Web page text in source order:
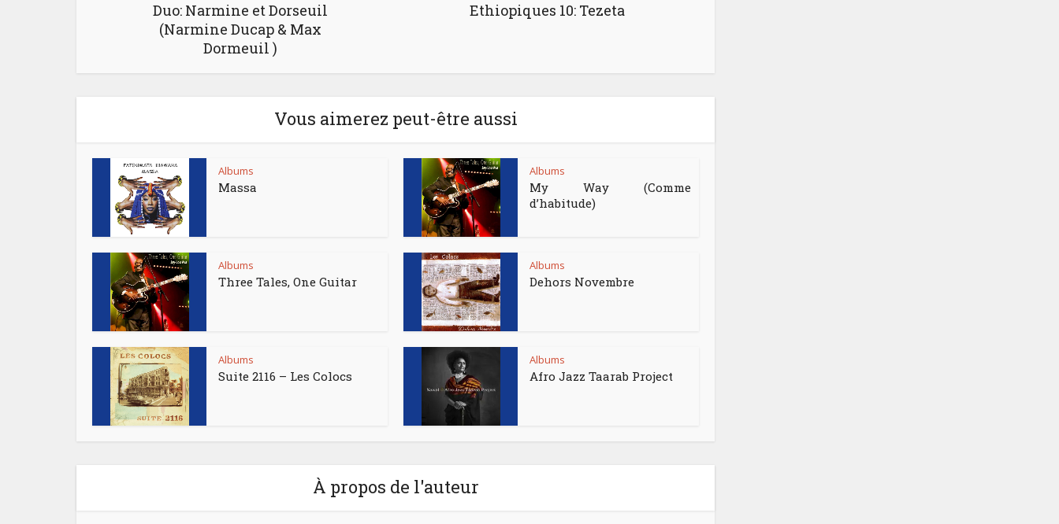
Duo: Narmine et Dorseuil
(Narmine Ducap & Max
Dormeuil )‎
Ethiopiques 10: Tezeta
Vous aimerez peut-être aussi
Albums
Massa
Albums
My Way (Comme
d’habitude)
Albums
Three Tales, One Guitar
Albums
Dehors Novembre
Albums
Suite 2116 – Les Colocs
Albums
Afro Jazz Taarab Project
À propos de l'auteur